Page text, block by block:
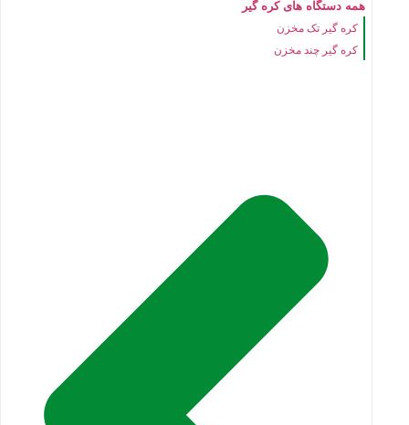
همه دستگاه های کره گیر
کره گیر تک مخزن
کره گیر چند مخزن